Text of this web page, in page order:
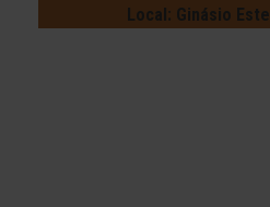
Local: Ginásio